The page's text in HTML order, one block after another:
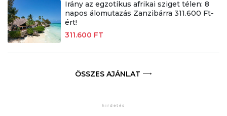
Irány az egzotikus afrikai sziget télen: 8
napos álomutazás Zanzibárra 311.600 Ft-
ért!
311.600 FT
ÖSSZES AJÁNLAT